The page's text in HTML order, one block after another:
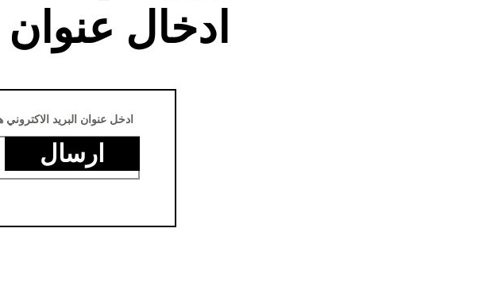
ادخال
ادخل عنوان البريد الاكتروني
ارسال